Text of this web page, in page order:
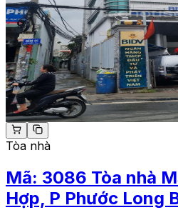
Tòa nhà
Mã: 3086 Tòa nhà
Hợp, P Phước Long